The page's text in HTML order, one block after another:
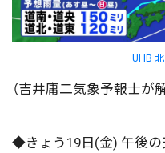
UHB
（吉井庸二気象予報士が
◆きょう19日(金) 午後の